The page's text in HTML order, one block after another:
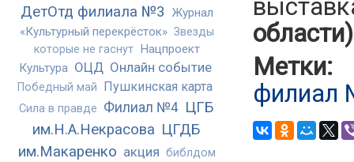
ДетОтд филиала №3
Журнал
«Культурный перекрёсток» Звезды
которые не гаснут Нацпроект
Культура ОЦД Онлайн событие
Победный май Пушкинская карта
Сила в правде Филиал №4 ЦГБ
им.Н.А.Некрасова ЦГДБ
им.Макаренко акция библдом
Метки:
филиал